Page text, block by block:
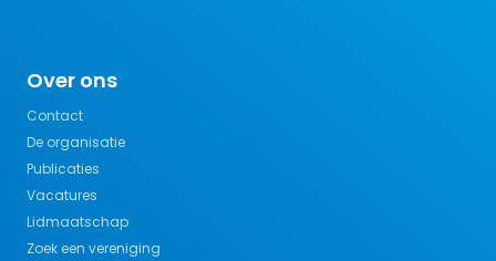
Over ons
Contact
De organisatie
Publicaties
Vacatures
Lidmaatschap
Zoek een vereniging